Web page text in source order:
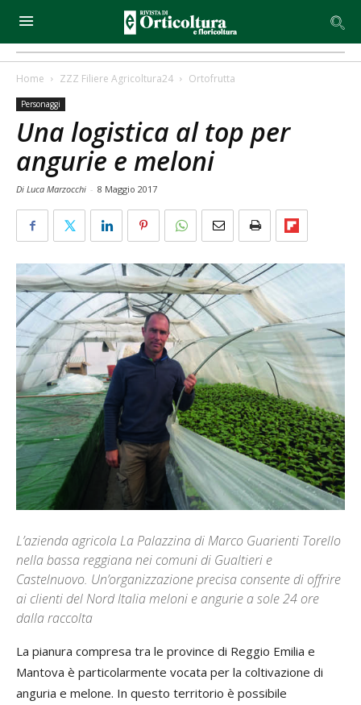
Home ZZZ Filiere Agricoltura24 Ortofrutta
Personaggi
Una logistica al top per
angurie e meloni
Di Luca Marzocchi - 8 Maggio 2017
L’azienda agricola La Palazzina di Marco Guarienti Torello
nella bassa reggiana nei comuni di Gualtieri e
Castelnuovo. Un’organizzazione precisa consente di offrire
ai clienti del Nord Italia meloni e angurie a sole 24 ore
dalla raccolta
La pianura compresa tra le province di Reggio Emilia e
Mantova è particolarmente vocata per la coltivazione di
anguria e melone. In questo territorio è possibile